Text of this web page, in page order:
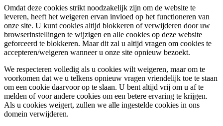
Omdat deze cookies strikt noodzakelijk zijn om de website te
leveren, heeft het weigeren ervan invloed op het functioneren van
onze site. U kunt cookies altijd blokkeren of verwijderen door uw
browserinstellingen te wijzigen en alle cookies op deze website
geforceerd te blokkeren. Maar dit zal u altijd vragen om cookies te
accepteren/weigeren wanneer u onze site opnieuw bezoekt.
We respecteren volledig als u cookies wilt weigeren, maar om te
voorkomen dat we u telkens opnieuw vragen vriendelijk toe te staan
om een cookie daarvoor op te slaan. U bent altijd vrij om u af te
melden of voor andere cookies om een betere ervaring te krijgen.
Als u cookies weigert, zullen we alle ingestelde cookies in ons
domein verwijderen.